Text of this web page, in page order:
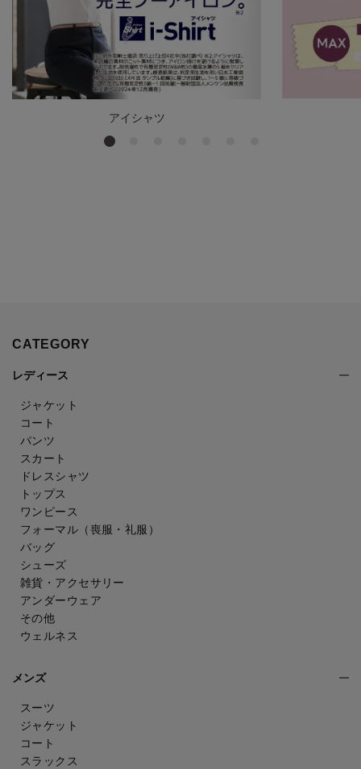
アイシャツ
CATEGORY
レディース
ジャケット
コート
パンツ
スカート
ドレスシャツ
トップス
ワンピース
フォーマル（喪服・礼服）
バッグ
シューズ
雑貨・アクセサリー
アンダーウェア
その他
ウェルネス
メンズ
スーツ
ジャケット
コート
スラックス